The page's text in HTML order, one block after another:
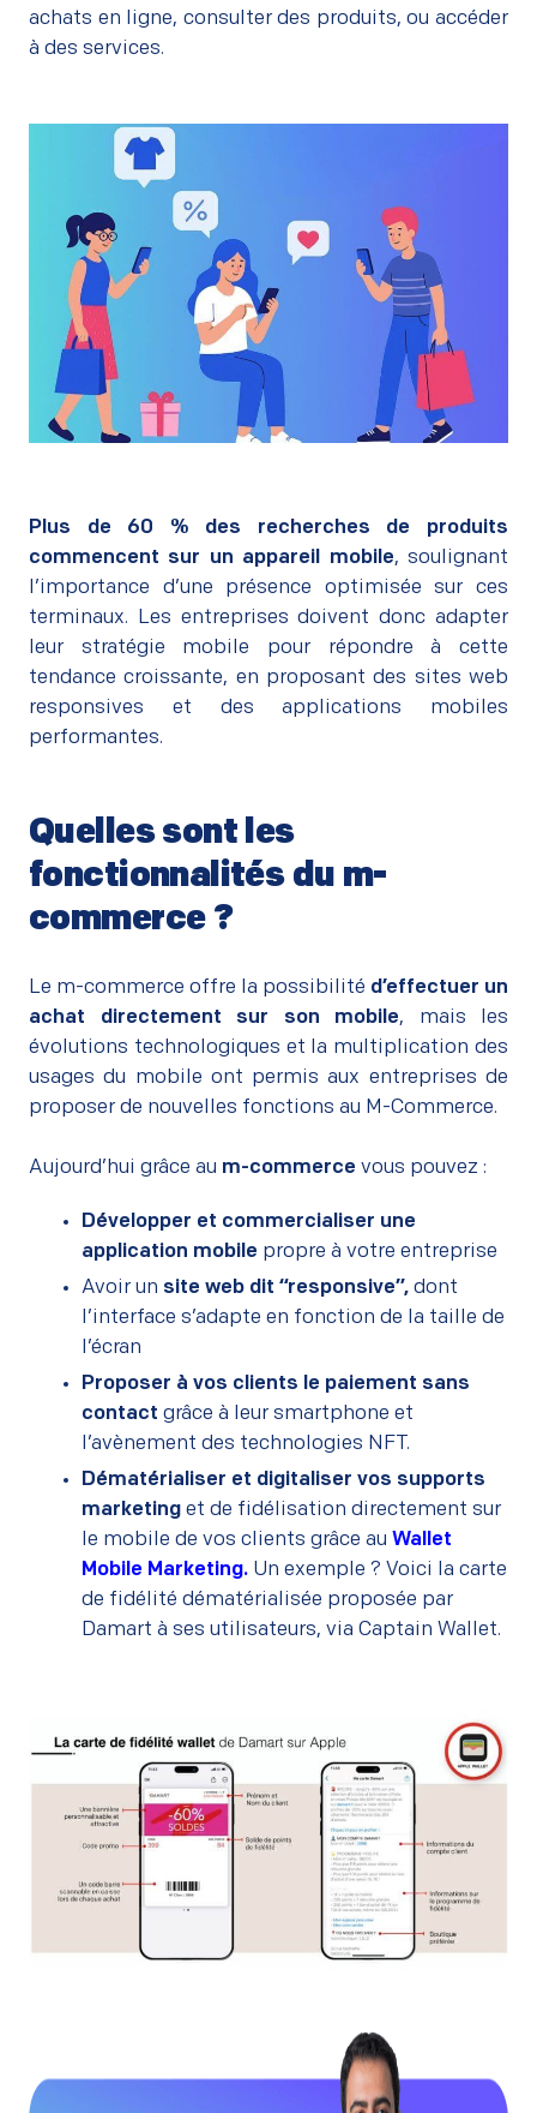
achats en ligne, consulter des produits, ou accéder
à des services.
Plus de 60 % des recherches de produits
commencent sur un appareil mobile, soulignant
l’importance d’une présence optimisée sur ces
terminaux. Les entreprises doivent donc adapter
leur stratégie mobile pour répondre à cette
tendance croissante, en proposant des sites web
responsives et des applications mobiles
performantes.
Quelles sont les
fonctionnalités du m-
commerce ?
Le m-commerce offre la possibilité d’effectuer un
achat directement sur son mobile, mais les
évolutions technologiques et la multiplication des
usages du mobile ont permis aux entreprises de
proposer de nouvelles fonctions au M-Commerce.
Aujourd’hui grâce au m-commerce vous pouvez :
Développer et commercialiser une
application mobile propre à votre entreprise
Avoir un site web dit “responsive”, dont
l’interface s’adapte en fonction de la taille de
l’écran
Proposer à vos clients le paiement sans
contact grâce à leur smartphone et
l’avènement des technologies NFT.
Dématérialiser et digitaliser vos supports
marketing et de fidélisation directement sur
le mobile de vos clients grâce au Wallet
Mobile Marketing. Un exemple ? Voici la carte
de fidélité dématérialisée proposée par
Damart à ses utilisateurs, via Captain Wallet.